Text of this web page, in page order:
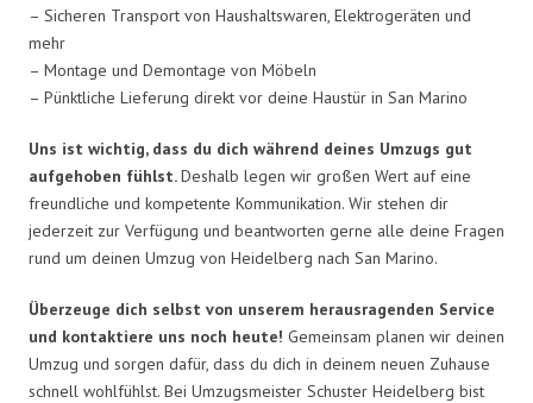
– Sicheren Transport von Haushaltswaren, Elektrogeräten und
mehr
– Montage und Demontage von Möbeln
– Pünktliche Lieferung direkt vor deine Haustür in San Marino
Uns ist wichtig, dass du dich während deines Umzugs gut
aufgehoben fühlst.Deshalb legen wir großen Wert auf eine
freundliche und kompetente Kommunikation. Wir stehen dir
jederzeit zur Verfügung und beantworten gerne alle deine Fragen
rund um deinen Umzug von Heidelberg nach San Marino.
Überzeuge dich selbst von unserem herausragenden Service
und kontaktiere uns noch heute! Gemeinsam planen wir deinen
Umzug und sorgen dafür, dass du dich in deinem neuen Zuhause
schnell wohlfühlst. Bei Umzugsmeister Schuster Heidelberg bist